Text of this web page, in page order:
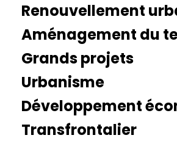
Renouvellement
Aménagement du
Grands projets
Urbanisme
Développement
Transfrontalier